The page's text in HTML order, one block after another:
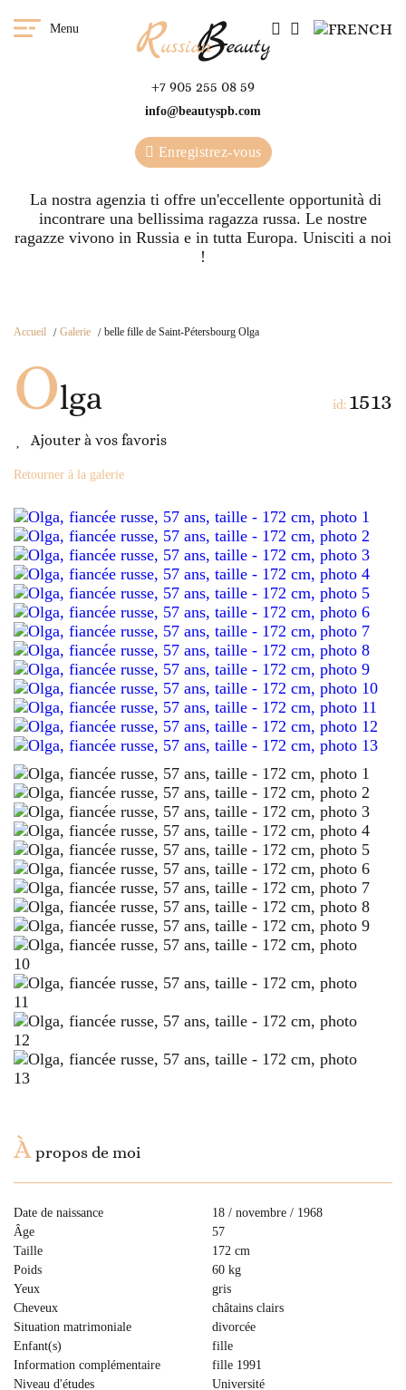
Menu
+7 905 255 08 59
info@beautyspb.com
Enregistrez-vous
La nostra agenzia ti offre un'eccellente opportunità di
incontrare una bellissima ragazza russa. Le nostre
ragazze vivono in Russia e in tutta Europa. Unisciti a noi
!
Accueil Galerie belle fille de Saint-Pétersbourg Olga
Olga
Ajouter à vos favoris
id: 1513
Retourner à la galerie
À propos de moi
Date de naissance
18 / novembre / 1968
Âge
57
Taille
172 cm
Poids
60 kg
Yeux
gris
Cheveux
сhâtains clairs
Situation matrimoniale
divorcée
Enfant(s)
fille
Information complémentaire
fille 1991
Niveau d'études
Université